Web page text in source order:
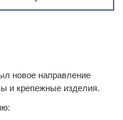
новое направление
и крепежные изделия.